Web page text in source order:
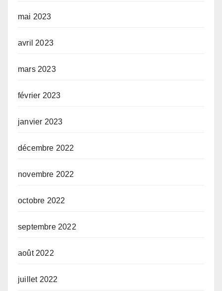
mai 2023
avril 2023
mars 2023
février 2023
janvier 2023
décembre 2022
novembre 2022
octobre 2022
septembre 2022
août 2022
juillet 2022